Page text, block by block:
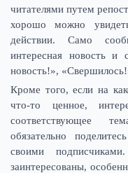
читателями путем
хорошо можно
действии. Само
интересная новость и
новость!»,
Кроме того, если на
что-то ценное,
соответствующее
обязательно
своими
заинтересованы,